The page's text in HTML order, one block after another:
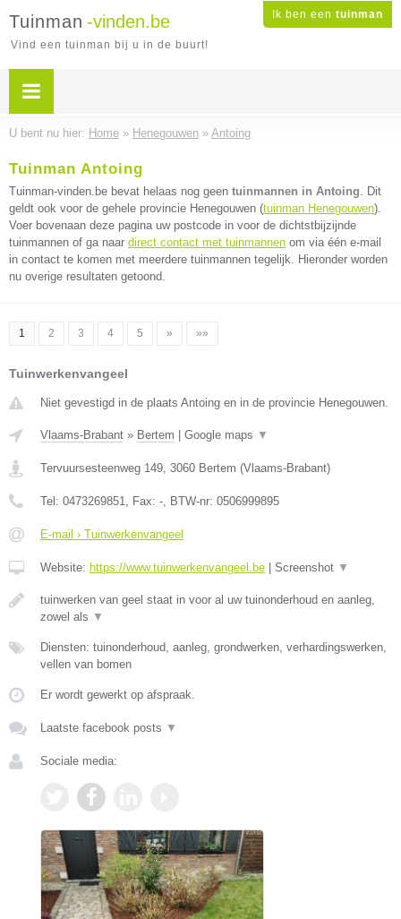
Ik ben een tuinman
Tuinman -vinden.be
Vind een tuinman bij u in de buurt!
U bent nu hier: Home » Henegouwen » Antoing
Tuinman Antoing
Tuinman-vinden.be bevat helaas nog geen tuinmannen in Antoing. Dit
geldt ook voor de gehele provincie Henegouwen (tuinman Henegouwen).
Voer bovenaan deze pagina uw postcode in voor de dichtstbijzijnde
tuinmannen of ga naar direct contact met tuinmannen om via één e-mail
in contact te komen met meerdere tuinmannen tegelijk. Hieronder worden
nu overige resultaten getoond.
1 2 3 4 5 » »»
Tuinwerkenvangeel
Niet gevestigd in de plaats Antoing en in de provincie Henegouwen.
Vlaams-Brabant » Bertem Google maps ▼
Tervuursesteenweg 149, 3060 Bertem (Vlaams-Brabant)
Tel: 0473269851, Fax: -, BTW-nr: 0506999895
E-mail › Tuinwerkenvangeel
Website: https://www.tuinwerkenvangeel.be Screenshot ▼
tuinwerken van geel staat in voor al uw tuinonderhoud en aanleg,
zowel als ▼
Diensten: tuinonderhoud, aanleg, grondwerken, verhardingswerken,
vellen van bomen
Er wordt gewerkt op afspraak.
Laatste facebook posts ▼
Sociale media: